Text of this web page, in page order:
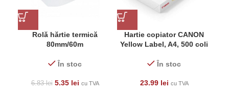
Rolă hărtie termică
80mm/60m
În stoc
6.83lei 5.35 lei cu TVA
Hartie copiator CANON
Yellow Label, A4, 500 coli
În stoc
23.99 lei cu TVA